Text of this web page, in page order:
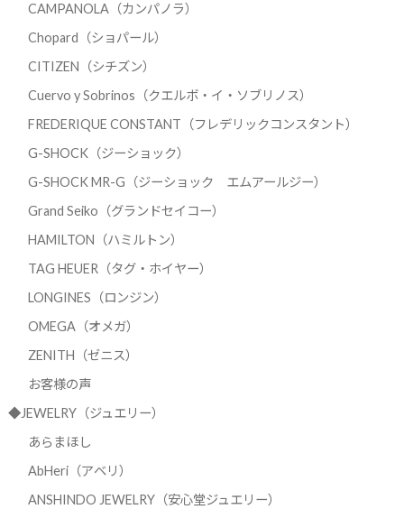
CAMPANOLA（カンパノラ）
Chopard（ショパール）
CITIZEN（シチズン）
Cuervo y Sobrinos（クエルボ・イ・ソブリノス）
FREDERIQUE CONSTANT（フレデリックコンスタント）
G-SHOCK（ジーショック）
G-SHOCK MR-G（ジーショック エムアールジー）
Grand Seiko（グランドセイコー）
HAMILTON（ハミルトン）
TAG HEUER（タグ・ホイヤー）
LONGINES（ロンジン）
OMEGA（オメガ）
ZENITH（ゼニス）
お客様の声
◆JEWELRY（ジュエリー）
あらまほし
AbHeri（アベリ）
ANSHINDO JEWELRY（安心堂ジュエリー）